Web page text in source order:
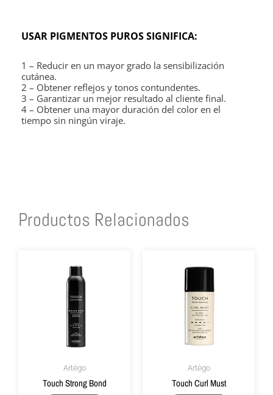
USAR PIGMENTOS PUROS SIGNIFICA:
1 – Reducir en un mayor grado la sensibilización
cutánea.
2 – Obtener reflejos y tonos contundentes.
3 – Garantizar un mejor resultado al cliente final.
4 – Obtener una mayor duración del color en el
tiempo sin ningún viraje.
Productos Relacionados
Artègo
Touch Strong Bond
Artègo
Touch Curl Must